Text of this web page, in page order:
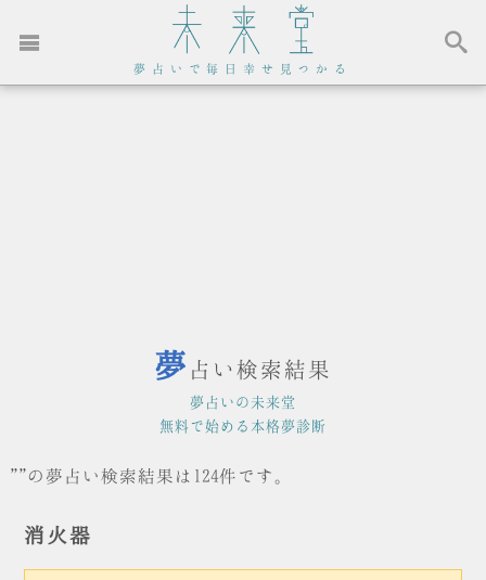
夢占いで毎日幸せ見つかる
夢 占い検索結果
夢占いの未来堂
無料で始める本格夢診断
""の夢占い検索結果は124件です。
消火器